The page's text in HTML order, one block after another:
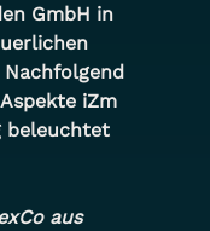
GmbH in
iZm
beleuchtet
aus